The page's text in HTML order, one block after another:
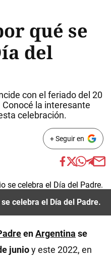
qué se
del
con el feriado del 20
Conocé la interesante
celebración.
+ Seguir en
celebra el Día del Padre.
enArgentina se
junioy este 2022, en